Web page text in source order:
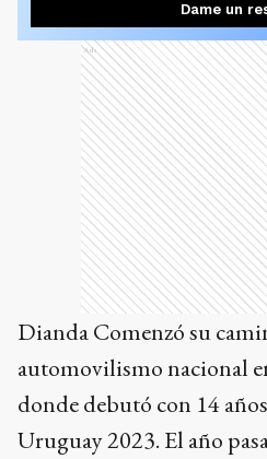
Dame un
Ads
Dianda Comenzó su
automovilismo nacional
donde debutó con 14
Uruguay 2023. El año